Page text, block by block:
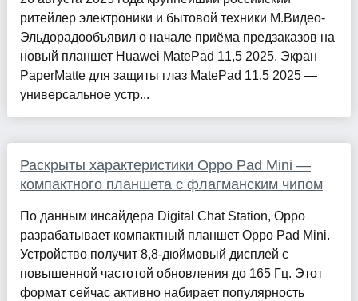
ритейлер электроники и бытовой техники М.Видео-
Эльдорадообъявил о начале приёма предзаказов на
новый планшет Huawei MatePad 11,5 2025. Экран
PaperMatte для защиты глаз MatePad 11,5 2025 —
универсальное устр...
Раскрыты характеристики Oppo Pad Mini —
компактного планшета с флагманским чипом
По данным инсайдера Digital Chat Station, Oppo
разрабатывает компактный планшет Oppo Pad Mini.
Устройство получит 8,8-дюймовый дисплей с
повышенной частотой обновления до 165 Гц. Этот
формат сейчас активно набирает популярность